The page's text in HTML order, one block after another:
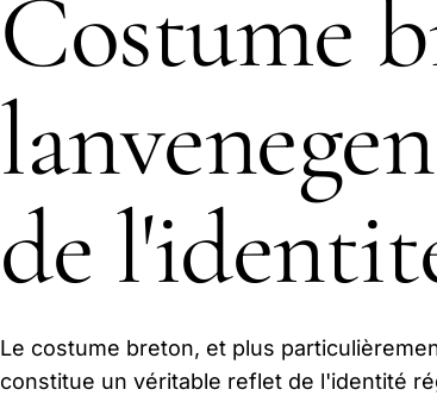
Costume
de
Le costume breton, et plus
constitue un véritable reflet de l'identité